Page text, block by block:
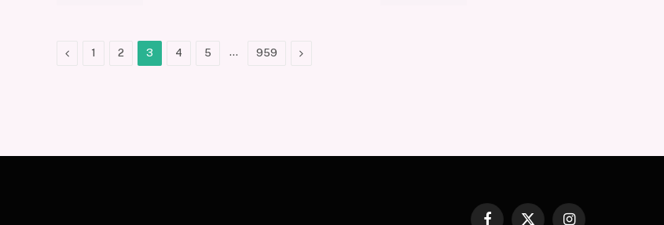
Previous
1 2 3 4 5 … 959 Next